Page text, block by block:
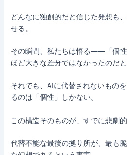
どんなに独創的だと信じた発想も
せる。
その瞬間、私たちは悟る——「個
ほど大きな差分ではなかったのだと
それでも、AIに代替されないもの
るのは「個性」しかない。
この構造そのものが、すでに悲劇
代替不能な最後の拠り所が、最も